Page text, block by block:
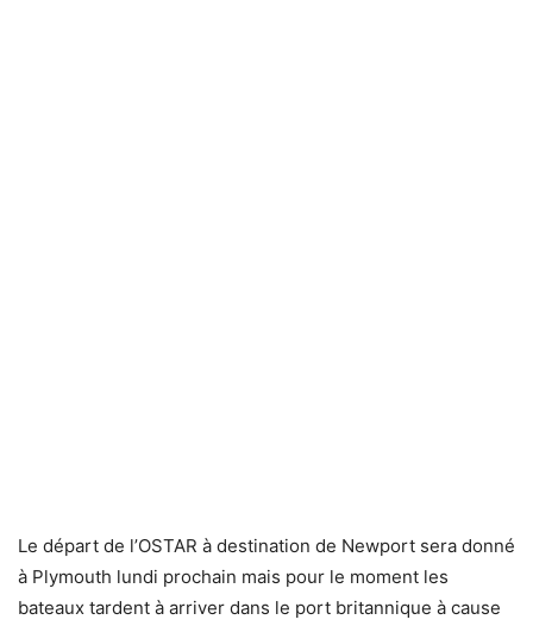
Le départ de l’OSTAR à destination de Newport sera donné
à Plymouth lundi prochain mais pour le moment les
bateaux tardent à arriver dans le port britannique à cause